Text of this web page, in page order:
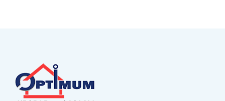
135°
(Granite-